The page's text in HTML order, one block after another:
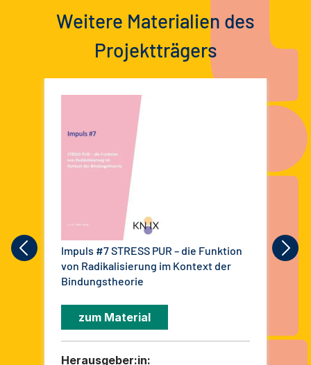
Weitere Materialien des
Projektträgers
Impuls #7 STRESS PUR – die Funktion
von Radikalisierung im Kontext der
Bindungstheorie
zum Material
Herausgeber:in: